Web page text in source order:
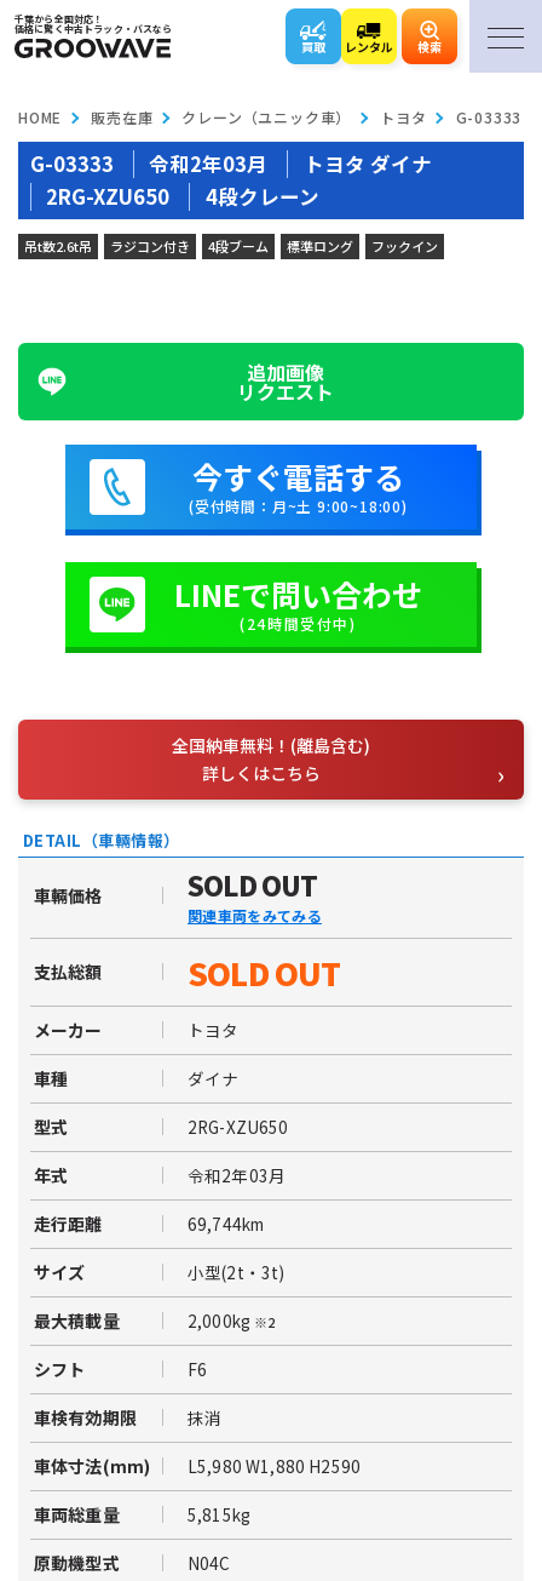
千葉から全国対応！
価格に驚く中古トラック・バスなら
買取 レンタル 検索
HOME 販売在庫 クレーン（ユニック車） トヨタ G-03333
G-03333 令和2年03月
トヨタ ダイナ
2RG-XZU650
4段クレーン
吊t数2.6t吊 ラジコン付き 4段ブーム 標準ロング フックイン
追加画像
リクエスト
今すぐ電話する
(受付時間：月~土 9:00~18:00)
LINEで問い合わせ
(24時間受付中)
全国納車無料！(離島含む)
詳しくはこちら
DETAIL（車輛情報）
車輛価格 SOLD OUT
関連車両をみてみる
支払総額 SOLD OUT
メーカー トヨタ
車種 ダイナ
型式 2RG-XZU650
年式 令和2年03月
走行距離 69,744km
サイズ 小型(2t・3t)
最大積載量 2,000kg ※2
シフト F6
車検有効期限 抹消
車体寸法(mm) L5,980 W1,880 H2590
車両総重量 5,815kg
原動機型式 N04C